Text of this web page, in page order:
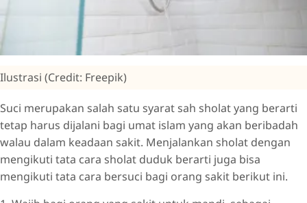
Ilustrasi (Credit: Freepik)
Suci merupakan salah satu syarat sah sholat yang berarti
tetap harus dijalani bagi umat islam yang akan beribadah
walau dalam keadaan sakit. Menjalankan sholat dengan
mengikuti tata cara sholat duduk berarti juga bisa
mengikuti tata cara bersuci bagi orang sakit berikut ini.